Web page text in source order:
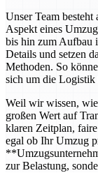
Unser Team besteht
Aspekt eines
bis hin zum Aufbau
Details und setzen
Methoden. So
sich um die Logistik
Weil wir wissen,
großen Wert auf
klaren Zeitplan,
egal ob Ihr Umzug
zur Belastung,